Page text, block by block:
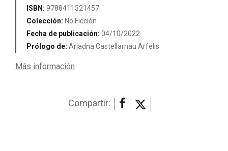
ISBN: 9788411321457
Colección: No Ficción
Fecha de publicación: 04/10/2022
Prólogo de: Ariadna Castellarnau Arfelis
Más información
Compartir: